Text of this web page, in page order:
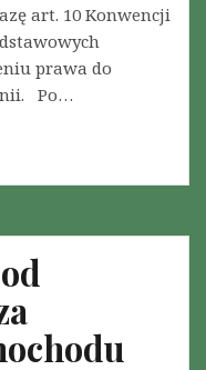
art. 10 Konwencji
prawa do
Po…